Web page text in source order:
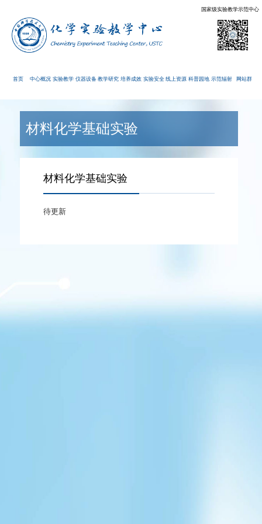
国家级实验教学示范中心
首页 中心概况 实验教学 仪器设备 教学研究 培养成效 实验安全 线上资源 科普园地 示范辐射 网站群
材料化学基础实验
材料化学基础实验
待更新